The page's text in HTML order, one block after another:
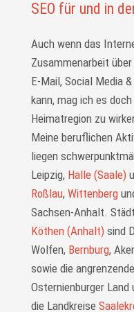
SEO für und in
Auch wenn das
Zusammenarbeit
E-Mail, Social Media
kann, mag ich es
Heimatregion zu
Meine beruflichen
liegen
Leipzig, Halle (Saale)
Roßlau, Wittenberg
Sachsen-Anhalt.
Köthen (Anhalt)sind
Wolfen, Bernburg,
sowie die
Osternienburger
die Landkreise